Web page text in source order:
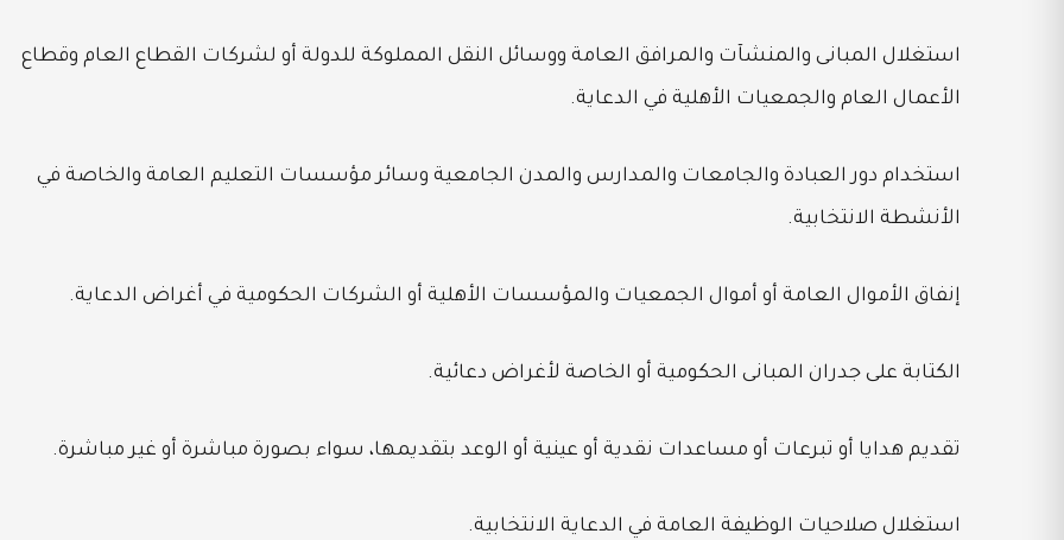
استغلال المبانى والمنشآت والمرافق العامة ووسائل النقل المملوكة للدولة أو لشركات القطاع العام وقطاع
الأعمال العام والجمعيات الأهلية في الدعاية.
استخدام دور العبادة والجامعات والمدارس والمدن الجامعية وسائر مؤسسات التعليم العامة والخاصة في
الأنشطة الانتخابية.
إنفاق الأموال العامة أو أموال الجمعيات والمؤسسات الأهلية أو الشركات الحكومية في أغراض الدعاية.
الكتابة على جدران المبانى الحكومية أو الخاصة لأغراض دعائية.
تقديم هدايا أو تبرعات أو مساعدات نقدية أو عينية أو الوعد بتقديمها، سواء بصورة مباشرة أو غير مباشرة.
استغلال صلاحيات الوظيفة العامة في الدعاية الانتخابية.